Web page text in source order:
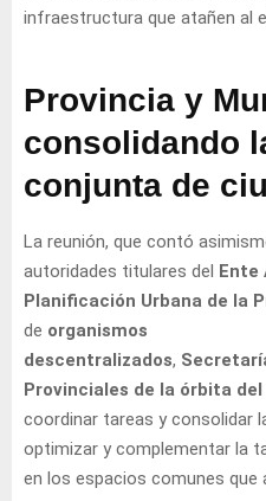
infraestructura que atañen al
Provincia y
consolidando
conjunta de
La reunión, que contó
autoridades titulares del Ente
Planificación Urbana de la
de organismos
descentralizados,
Provinciales de la órbita del
coordinar tareas y consolidar
optimizar y complementar la
en los espacios comunes que